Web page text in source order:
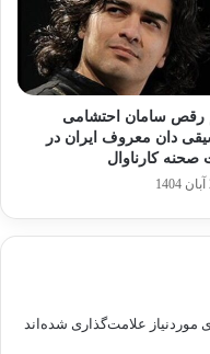
رقص سامان احتشامی
دان معروف ایران در
کارناوال
علامت‌گذاری شده‌اند